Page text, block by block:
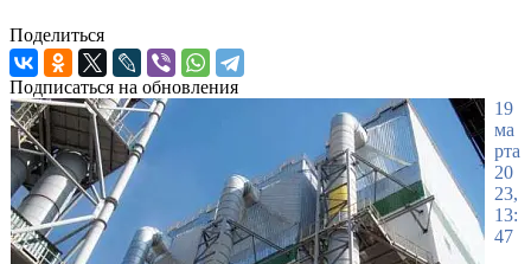
Поделиться
Подписаться на обновления
19
ма
рта
20
23,
13:
47